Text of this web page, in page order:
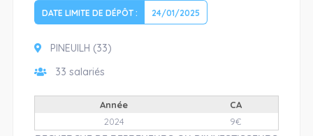
DATE LIMITE DE DÉPÔT : 24/01/2025
PINEUILH (33)
33 salariés
Année
CA
2024
9€